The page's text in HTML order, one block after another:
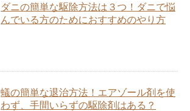
ダニの簡単な駆除方法は３つ！ダニで悩
んでいる方のためにおすすめのやり方
蟻の簡単な退治方法！エアゾール剤を使
わず、手間いらずの駆除剤はある？